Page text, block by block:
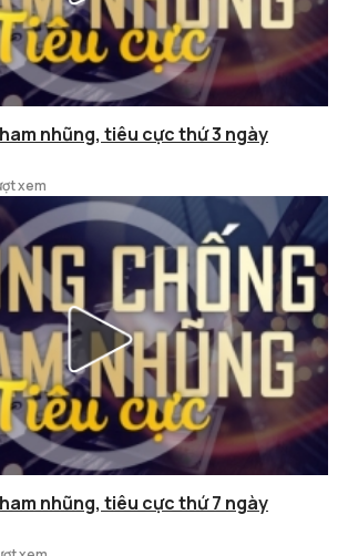
nhũng, tiêu cực thứ 3 ngày
xem
nhũng, tiêu cực thứ 7 ngày